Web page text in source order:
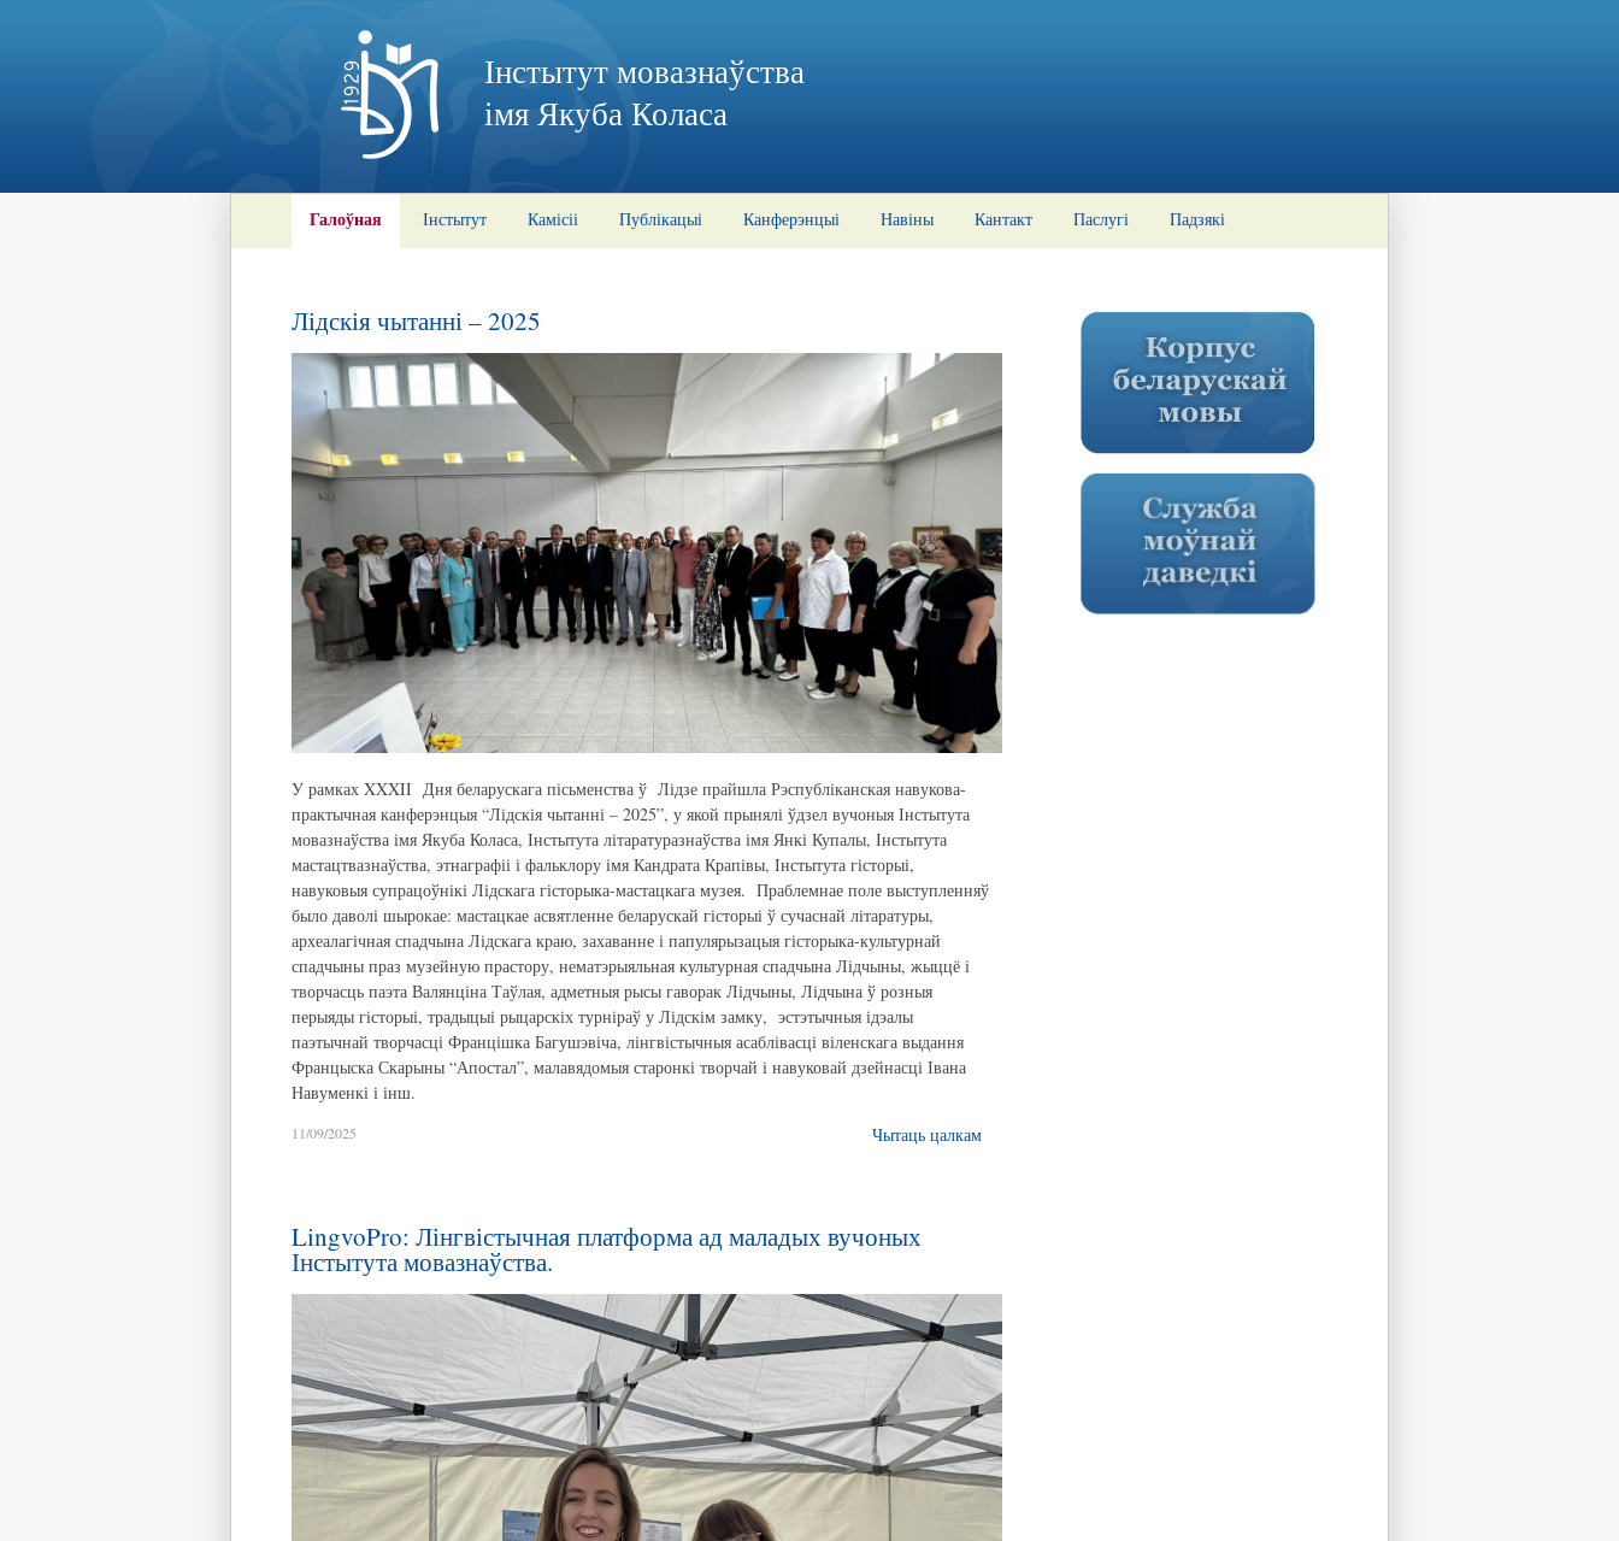
Інстытут мовазнаўства
імя Якуба Коласа
Галоўная Інстытут Камісіі Публікацыі Канферэнцыі Навіны Кантакт Паслугі Падзякі
Лідскія чытанні – 2025
У рамках XXXII Дня беларускага пісьменства ў Лідзе прайшла Рэспубліканская навукова-
практычная канферэнцыя “Лідскія чытанні – 2025”, у якой прынялі ўдзел вучоныя Інстытута
мовазнаўства імя Якуба Коласа, Інстытута літаратуразнаўства імя Янкі Купалы, Інстытута
мастацтвазнаўства, этнаграфіі і фальклору імя Кандрата Крапівы, Інстытута гісторыі,
навуковыя супрацоўнікі Лідскага гісторыка-мастацкага музея. Праблемнае поле выступленняў
было даволі шырокае: мастацкае асвятленне беларускай гісторыі ў сучаснай літаратуры,
археалагічная спадчына Лідскага краю, захаванне і папулярызацыя гісторыка-культурнай
спадчыны праз музейную прастору, нематэрыяльная культурная спадчына Лідчыны, жыццё і
творчасць паэта Валянціна Таўлая, адметныя рысы гаворак Лідчыны, Лідчына ў розныя
перыяды гісторыі, традыцыі рыцарскіх турніраў у Лідскім замку, эстэтычныя ідэалы
паэтычнай творчасці Францішка Багушэвіча, лінгвістычныя асаблівасці віленскага выдання
Францыска Скарыны “Апостал”, малавядомыя старонкі творчай і навуковай дзейнасці Івана
Навуменкі і інш.
11/09/2025 Чытаць цалкам
LingvoPro: Лінгвістычная платформа ад маладых вучоных
Інстытута мовазнаўства.